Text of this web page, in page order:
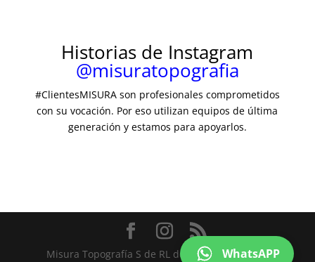
Historias de Instagram
@misuratopografia
#ClientesMISURA son profesionales comprometidos
con su vocación. Por eso utilizan equipos de última
generación y estamos para apoyarlos.
Misura Topografía S de RL de CV I Guadalajara,
WhatsAPP